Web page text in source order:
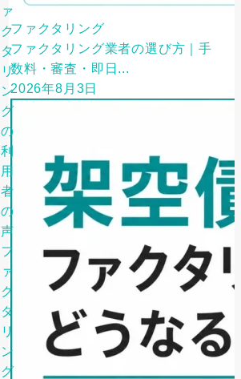
ァ
ク
タ
リ
ン
グ
の
利
用
者
の
声
フ
ァ
ク
タ
リ
ン
グ
ファクタリング
ファクタリング業者の選び方｜手
数料・審査・即日...
2026年8月3日